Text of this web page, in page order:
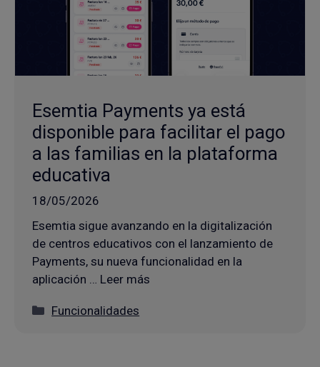
Esemtia Payments ya está
disponible para facilitar el pago
a las familias en la plataforma
educativa
18/05/2026
Esemtia sigue avanzando en la digitalización
de centros educativos con el lanzamiento de
Payments, su nueva funcionalidad en la
aplicación … Leer más
Categorías
Funcionalidades